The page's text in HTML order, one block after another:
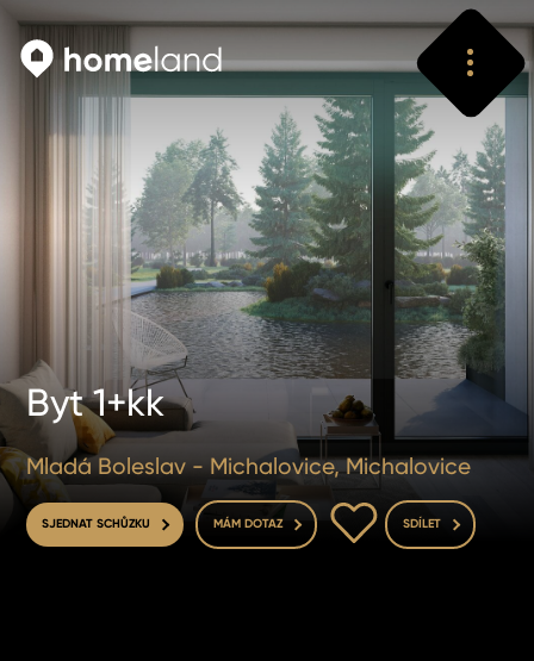
Byt 1+kk
Mladá Boleslav - Michalovice, Michalovice
SJEDNAT SCHŮZKU MÁM DOTAZ
DO OBLÍBENÝCH
SDÍLET
Vyhledat